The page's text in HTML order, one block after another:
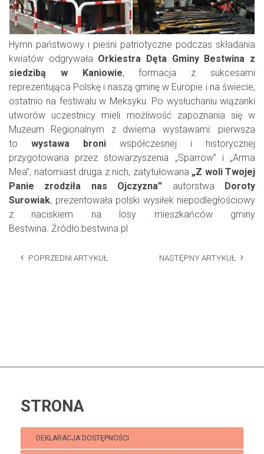
Hymn państwowy i pieśni patriotyczne podczas składania
kwiatów odgrywała Orkiestra Dęta Gminy Bestwina z
siedzibą w Kaniowie, formacja z sukcesami
reprezentująca Polskę i naszą gminę w Europie i na świecie,
ostatnio na festiwalu w Meksyku. Po wysłuchaniu wiązanki
utworów uczestnicy mieli możliwość zapoznania się w
Muzeum Regionalnym z dwiema wystawami: pierwsza
to wystawa broni współczesnej i historycznej
przygotowana przez stowarzyszenia „Sparrow” i „Arma
Mea”, natomiast druga z nich, zatytułowana „Z woli Twojej
Panie zrodziła nas Ojczyzna” autorstwa Doroty
Surowiak, prezentowała polski wysiłek niepodległościowy
z naciskiem na losy mieszkańców gminy
Bestwina. Źródło:bestwina.pl
POPRZEDNI ARTYKUŁ NASTĘPNY ARTYKUŁ
STRONA
DEKLARACJA DOSTĘPNOŚCI